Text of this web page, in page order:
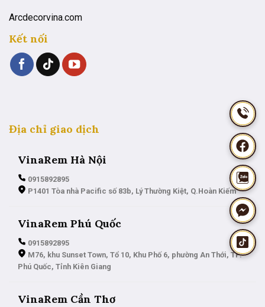
Arcdecorvina.com
Kết nối
Địa chỉ giao dịch
VinaRem Hà Nội
0915892895
P1401 Tòa nhà Pacific số 83b, Lý Thường Kiệt, Q.Hoàn Kiếm
VinaRem Phú Quốc
0915892895
M76, khu Sunset Town, Tổ 10, Khu Phố 6, phường An Thới, TP.
Phú Quốc, Tỉnh Kiên Giang
VinaRem Cần Thơ